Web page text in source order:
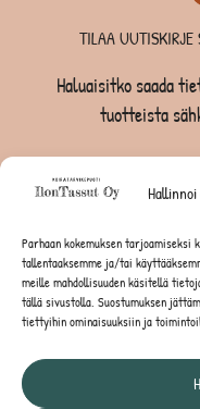
Parhaan kokemuksen tarjoamiseksi
tallentaaksemme ja/tai
meille mahdollisuuden käsitellä
tällä sivustolla. Suostumuksen
tiettyihin ominaisuuksiin ja
TILAA UUTISKIRJE
Haluaisitko saada
tuotteista
TILAA UUTISKIRJE -SAAT